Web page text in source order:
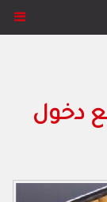
دخول